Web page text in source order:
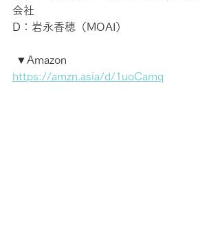
会社
D：岩永香穂（MOAI）
▼Amazon
https://amzn.asia/d/1uoCamq